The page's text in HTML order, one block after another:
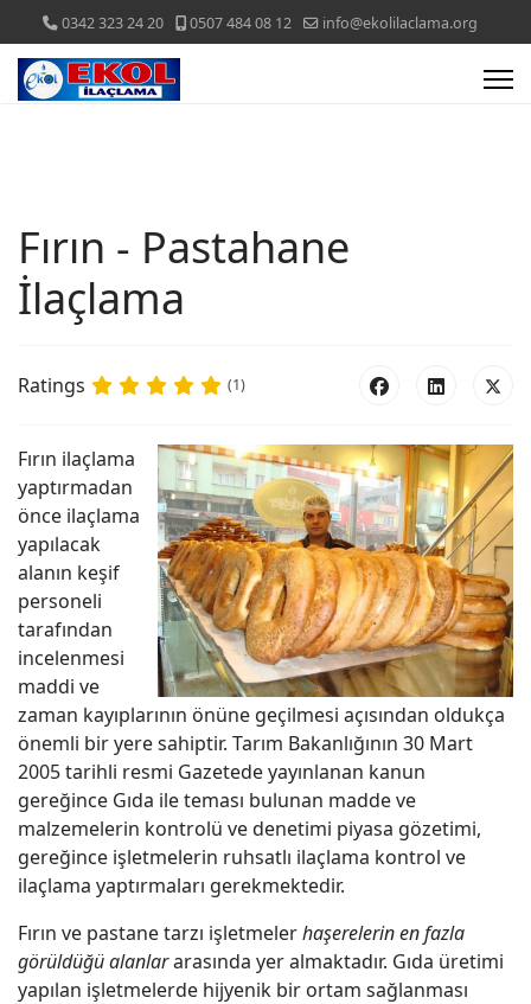
0342 323 24 20 0507 484 08 12 info@ekolilaclama.org
Fırın - Pastahane
İlaçlama
Ratings (1)
Fırın ilaçlama
yaptırmadan
önce ilaçlama
yapılacak
alanın keşif
personeli
tarafından
incelenmesi
maddi ve
zaman kayıplarının önüne geçilmesi açısından oldukça
önemli bir yere sahiptir. Tarım Bakanlığının 30 Mart
2005 tarihli resmi Gazetede yayınlanan kanun
gereğince Gıda ile teması bulunan madde ve
malzemelerin kontrolü ve denetimi piyasa gözetimi,
gereğince işletmelerin ruhsatlı ilaçlama kontrol ve
ilaçlama yaptırmaları gerekmektedir.
Fırın ve pastane tarzı işletmelerhaşerelerin en fazla
görüldüğü alanlararasında yer almaktadır. Gıda üretimi
yapılan işletmelerde hijyenik bir ortam sağlanması